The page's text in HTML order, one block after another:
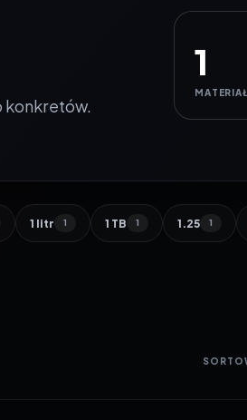
konkretów.
1
1 litr 1 1 TB 1 1.25 1